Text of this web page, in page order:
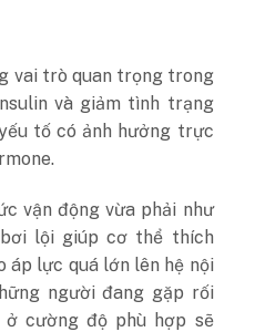
vai trò quan trọng trong
và giảm tình trạng
tố có ảnh hưởng trực
vận động vừa phải như
lội giúp cơ thể thích
áp lực quá lớn lên hệ nội
người đang gặp rối
cường độ phù hợp sẽ